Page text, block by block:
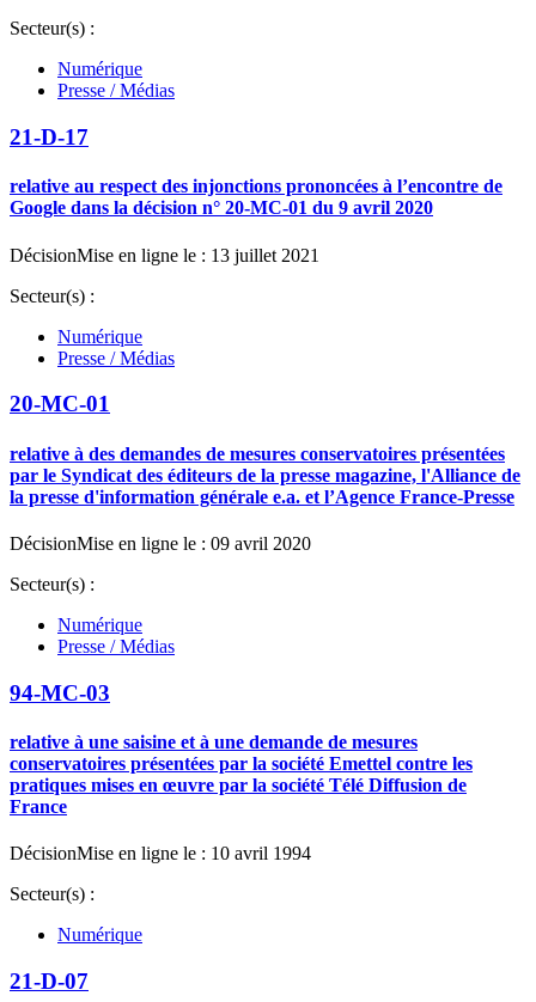
Secteur(s) :
Numérique
Presse / Médias
21-D-17
relative au respect des injonctions prononcées à l’encontre de
Google dans la décision n° 20-MC-01 du 9 avril 2020
DécisionMise en ligne le : 13 juillet 2021
Secteur(s) :
Numérique
Presse / Médias
20-MC-01
relative à des demandes de mesures conservatoires présentées
par le Syndicat des éditeurs de la presse magazine, l'Alliance de
la presse d'information générale e.a. et l’Agence France-Presse
DécisionMise en ligne le : 09 avril 2020
Secteur(s) :
Numérique
Presse / Médias
94-MC-03
relative à une saisine et à une demande de mesures
conservatoires présentées par la société Emettel contre les
pratiques mises en œuvre par la société Télé Diffusion de
France
DécisionMise en ligne le : 10 avril 1994
Secteur(s) :
Numérique
21-D-07